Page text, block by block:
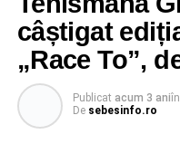
câștigat
„Race To”,
Publicat acum 3 aniîn
De sebesinfo.ro